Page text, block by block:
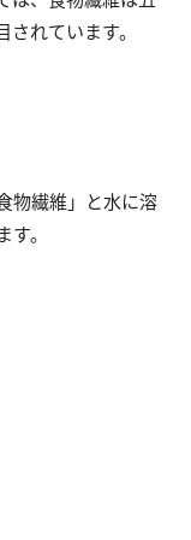
れています。
物繊維」と水に溶
。